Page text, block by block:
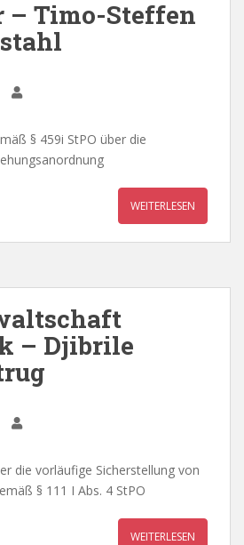
– Timo-Steffen
§ 459i StPO über die
WEITERLESEN
– Djibrile
die vorläufige Sicherstellung von
§ 111 I Abs. 4 StPO
WEITERLESEN